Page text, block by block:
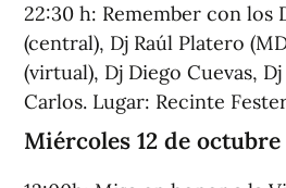
22:30 h: Remember con los
(central), Dj Raúl Platero
(virtual), Dj Diego Cuevas,
Carlos. Lugar: Recinte
Miércoles 12 de octubre